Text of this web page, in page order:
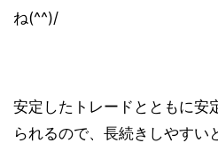
ね(^^)/
安定したトレードとともに安
られるので、長続きしやすい